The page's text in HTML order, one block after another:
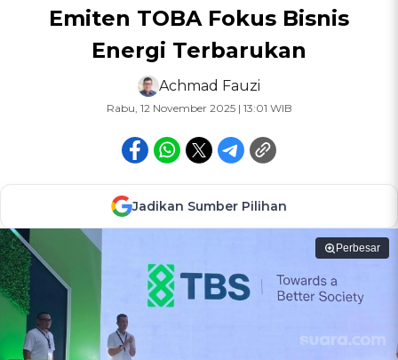
Emiten TOBA Fokus Bisnis
Energi Terbarukan
Achmad Fauzi
Rabu, 12 November 2025 | 13:01 WIB
Jadikan Sumber Pilihan
Perbesar